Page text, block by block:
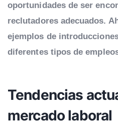
oportunidades de ser
reclutadores adecuados.
ejemplos de
diferentes tipos de
Tendencias
mercado laboral